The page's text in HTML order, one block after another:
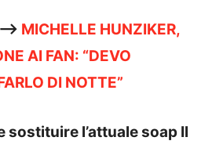
> MICHELLE HUNZIKER,
AI FAN: “DEVO
DI NOTTE”
sostituire l’attuale soap Il